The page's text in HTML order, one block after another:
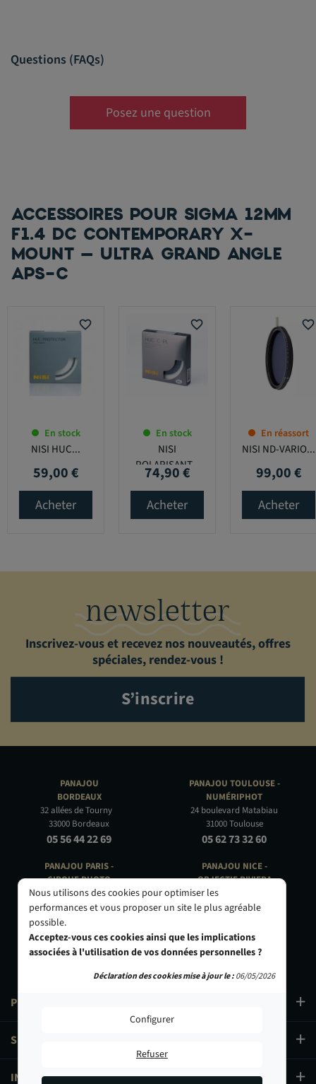
Questions (FAQs)
Posez une question
ACCESSOIRES POUR SIGMA 12MM
F1.4 DC CONTEMPORARY X-
MOUNT – ULTRA GRAND ANGLE
APS-C
favorite_border
En stock
NISI HUC...
Prix
59,00 €
Acheter
favorite_border
En stock
NISI
POLARISANT...
Prix
74,90 €
Acheter
favorite_border
En réassort
NISI ND-VARIO...
Prix
99,00 €
Acheter
newsletter
Inscrivez-vous et recevez nos nouveautés, offres
spéciales, rendez-vous !
S’inscrire
PANAJOU
BORDEAUX
32 allées de Tourny
33000 Bordeaux
05 56 44 22 69
PANAJOU PARIS -
CIRQUE PHOTO
9, bd des Filles-du-Calvaire
75003 Paris
01 40 29 91 91
PRODUITS
SERVICES
INFORMATIONS
PANAJOU TOULOUSE -
NUMÉRIPHOT
24 boulevard Matabiau
31000 Toulouse
05 62 73 32 60
PANAJOU NICE -
OBJECTIF RIVIERA
24 Rue de l'Hôtel des Postes
06000 Nice
Nous utilisons des cookies pour optimiser les
performances et vous proposer un site le plus agréable
possible.
Acceptez-vous ces cookies ainsi que les implications
associées à l'utilisation de vos données personnelles ?
Configurer
Refuser
Déclaration des cookies mise à jour le :06/05/2026